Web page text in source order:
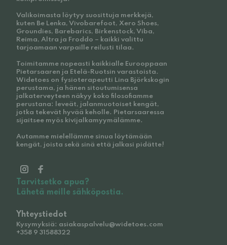
Valikoimasta löytyy suosittuja merkkejä,
kuten Be Lenka, Vivobarefoot, Xero Shoes,
Groundies, Barebarics, Birkenstock, Viba,
Reima, Altra ja Froddo – kaikki valittu
tarjoamaan varpaille reilusti tilaa.
Toimitamme nopeasti kaikkialle Eurooppaan
Pietarsaaren ja Etelä-Ruotsin varastoista.
Widetoes on fysioterapeutti Lina Björkskogin
perustama, ja hänen sitoutumisensa
jalkaterveyteen näkyy koko filosofiamme
perustana: leveät, jalanmuotoiset kengät,
jotka tekevät hyvää keholle. Pietarsaaressa
sijaitsee myös kivijalkamyymälämme.
Autamme mielellämme sinua löytämään
kengät, joista sekä sinä että jalkasi pidätte!
Tarvitsetko apua?
Lähetä meille sähköpostia.
Yhteystiedot
Kysymyksiä: asiakaspalvelu@widetoes.com
+358 9 31588322